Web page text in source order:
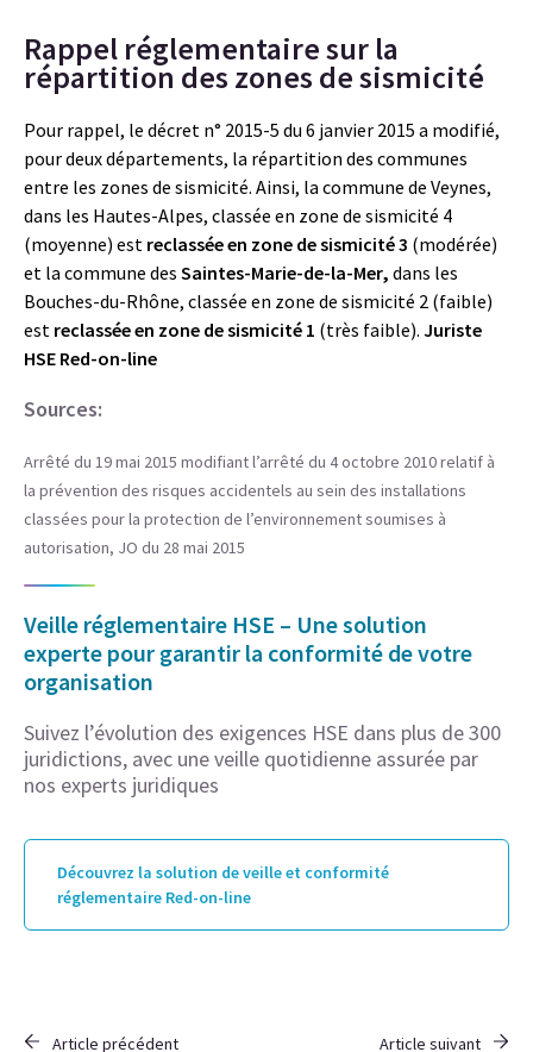
Rappel réglementaire sur la
répartition des zones de sismicité
Pour rappel, le décret n° 2015-5 du 6 janvier 2015 a modifié,
pour deux départements, la répartition des communes
entre les zones de sismicité. Ainsi, la commune de Veynes,
dans les Hautes-Alpes, classée en zone de sismicité 4
(moyenne) est reclassée en zone de sismicité 3 (modérée)
et la commune des Saintes-Marie-de-la-Mer, dans les
Bouches-du-Rhône, classée en zone de sismicité 2 (faible)
est reclassée en zone de sismicité 1 (très faible). Juriste
HSE Red-on-line
Sources:
Arrêté du 19 mai 2015 modifiant l’arrêté du 4 octobre 2010 relatif à
la prévention des risques accidentels au sein des installations
classées pour la protection de l’environnement soumises à
autorisation, JO du 28 mai 2015
Veille réglementaire HSE – Une solution
experte pour garantir la conformité de votre
organisation
Suivez l’évolution des exigences HSE dans plus de 300
juridictions, avec une veille quotidienne assurée par
nos experts juridiques
Découvrez la solution de veille et conformité
réglementaire Red-on-line
Article précédent Article suivant